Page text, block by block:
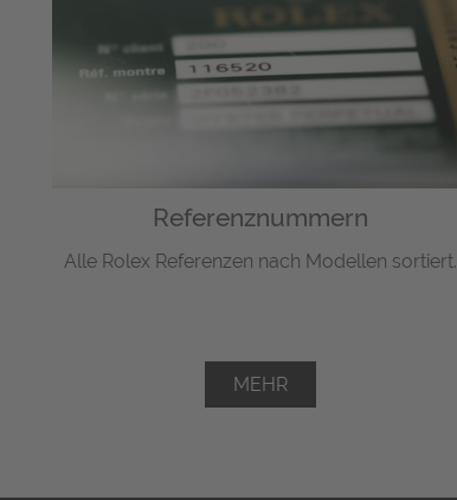
Referenznummern
Alle Rolex Referenzen nach Modellen sortiert.
MEHR